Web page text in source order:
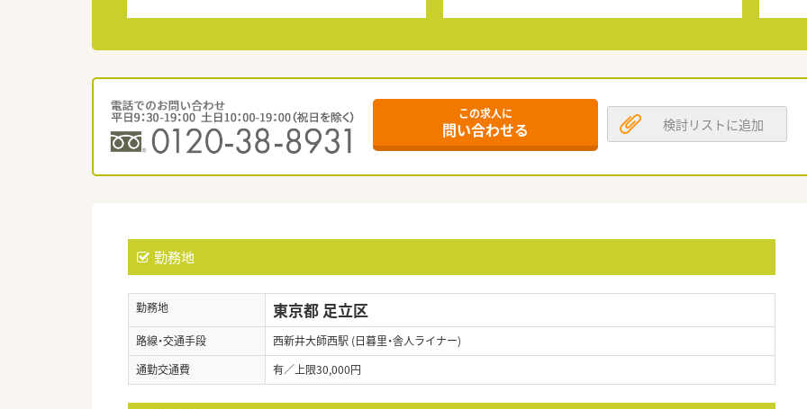
この求人に
問い合わせる 検討リストに追加
勤務地
勤務地 東京都 足立区
路線・交通手段
西新井大師西駅 (日暮里・舎人ライナー)
通勤交通費
有／上限30,000円